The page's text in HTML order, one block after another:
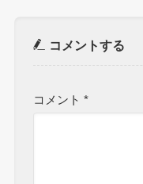
コメントする
コメント*